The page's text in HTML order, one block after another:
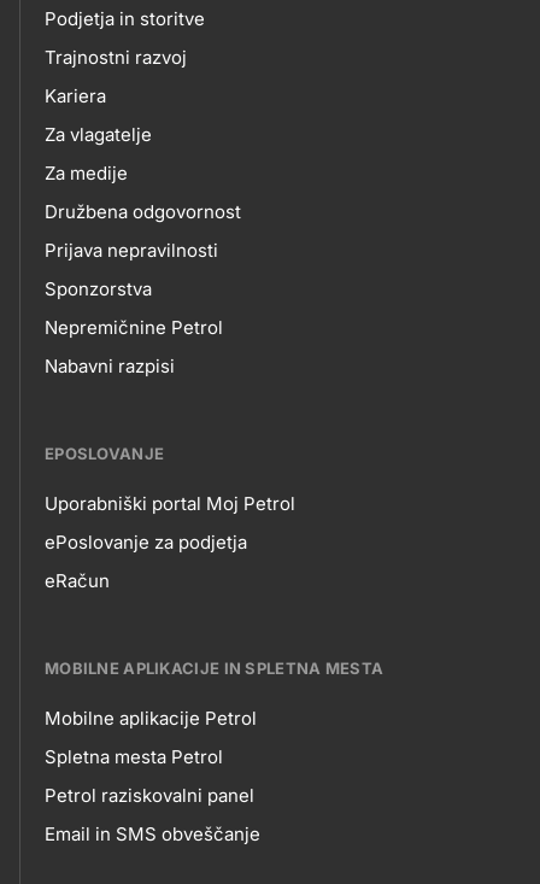
title???
O
NAS
Podjetja in storitve
Trajnostni razvoj
Kariera
Za vlagatelje
Za medije
Družbena odgovornost
Prijava nepravilnosti
Sponzorstva
Nepremičnine Petrol
Nabavni razpisi
EPOSLOVANJE
EPOSLOVANJE
Uporabniški portal Moj Petrol
ePoslovanje za podjetja
eRačun
MOBILNE APLIKACIJE IN SPLETNA MESTA
MOBILNE
APLIKACIJE
Mobilne aplikacije Petrol
Spletna mesta Petrol
Petrol raziskovalni panel
Email in SMS obveščanje